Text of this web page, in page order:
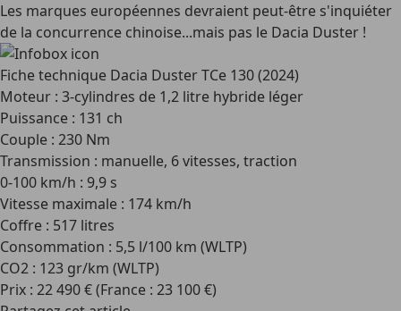
Les marques européennes devraient peut-être s'inquiéter
de la concurrence chinoise...mais pas le Dacia Duster !
Fiche technique Dacia Duster TCe 130 (2024)
Moteur : 3-cylindres de 1,2 litre hybride léger
Puissance : 131 ch
Couple : 230 Nm
Transmission : manuelle, 6 vitesses, traction
0-100 km/h : 9,9 s
Vitesse maximale : 174 km/h
Coffre : 517 litres
Consommation : 5,5 l/100 km (WLTP)
CO2 : 123 gr/km (WLTP)
Prix : 22 490 € (France : 23 100 €)